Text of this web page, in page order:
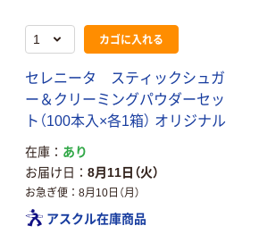
カゴに入れる
セレニータ スティックシュガ
ー＆クリーミングパウダーセッ
ト（100本入×各1箱） オリジナル
在庫
あり
お届け日
8月11日（火）
お急ぎ便 8月10日（月）
アスクル在庫商品